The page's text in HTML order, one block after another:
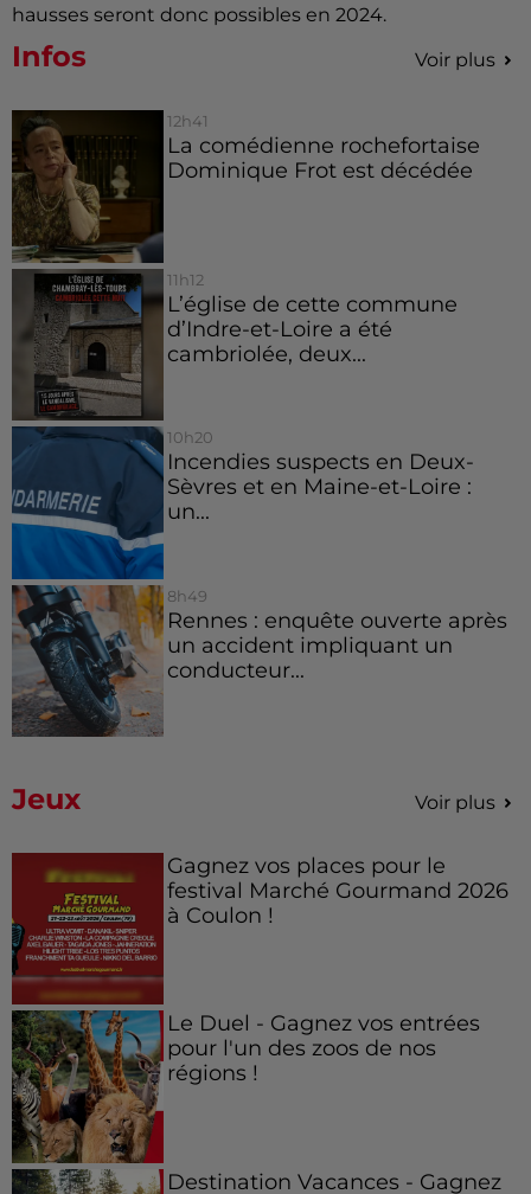
hausses seront donc possibles en 2024.
Infos Voir plus
12h41
La comédienne rochefortaise
Dominique Frot est décédée
11h12
L’église de cette commune
d’Indre-et-Loire a été
cambriolée, deux...
10h20
Incendies suspects en Deux-
Sèvres et en Maine-et-Loire :
un...
8h49
Rennes : enquête ouverte après
un accident impliquant un
conducteur...
Jeux Voir plus
Gagnez vos places pour le
festival Marché Gourmand 2026
à Coulon !
Le Duel - Gagnez vos entrées
pour l'un des zoos de nos
régions !
Destination Vacances - Gagnez